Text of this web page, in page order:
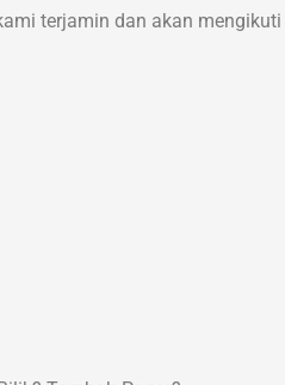
terjamin dan akan